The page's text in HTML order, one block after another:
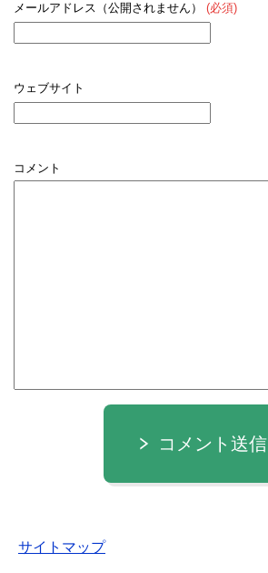
メールアドレス（公開されません） (必須)
ウェブサイト
コメント
コメント送信
サイトマップ